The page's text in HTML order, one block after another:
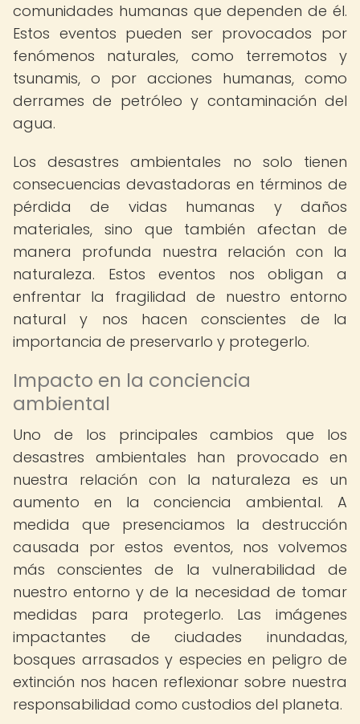
comunidades humanas que dependen de él.
Estos eventos pueden ser provocados por
fenómenos naturales, como terremotos y
tsunamis, o por acciones humanas, como
derrames de petróleo y contaminación del
agua.
Los desastres ambientales no solo tienen
consecuencias devastadoras en términos de
pérdida de vidas humanas y daños
materiales, sino que también afectan de
manera profunda nuestra relación con la
naturaleza. Estos eventos nos obligan a
enfrentar la fragilidad de nuestro entorno
natural y nos hacen conscientes de la
importancia de preservarlo y protegerlo.
Impacto en la conciencia
ambiental
Uno de los principales cambios que los
desastres ambientales han provocado en
nuestra relación con la naturaleza es un
aumento en la conciencia ambiental. A
medida que presenciamos la destrucción
causada por estos eventos, nos volvemos
más conscientes de la vulnerabilidad de
nuestro entorno y de la necesidad de tomar
medidas para protegerlo. Las imágenes
impactantes de ciudades inundadas,
bosques arrasados ​​y especies en peligro de
extinción nos hacen reflexionar sobre nuestra
responsabilidad como custodios del planeta.